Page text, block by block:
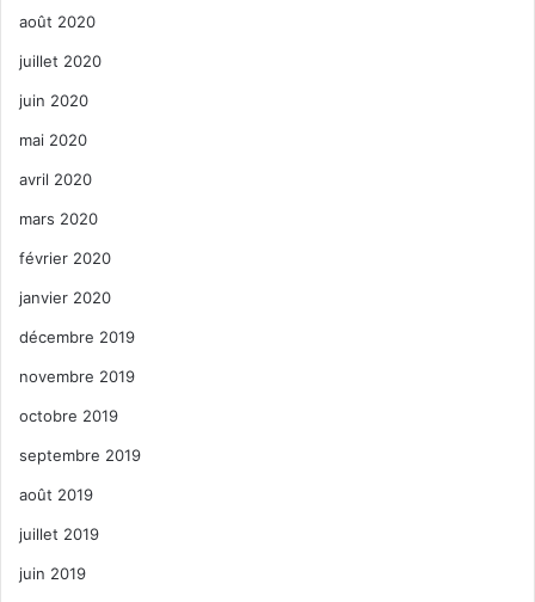
août 2020
juillet 2020
juin 2020
mai 2020
avril 2020
mars 2020
février 2020
janvier 2020
décembre 2019
novembre 2019
octobre 2019
septembre 2019
août 2019
juillet 2019
juin 2019